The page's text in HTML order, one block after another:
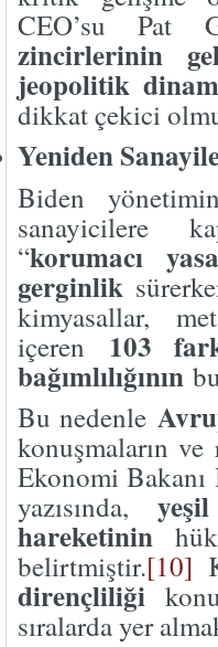
CEO’su Pat
zincirlerinin
jeopolitik
dikkat çekici
Yeniden
Biden
sanayicilere
“korumacı
gerginlik
kimyasallar,
içeren 103
bağımlılığının
Bu nedenle
konuşmaların ve
Ekonomi
yazısında,
hareketinin
belirtmiştir.[10]
dirençliliği
sıralarda yer